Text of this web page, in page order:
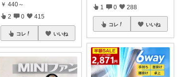
￥ 440～
2 0 415
コレ いいね
1 0 288
コレ いいね